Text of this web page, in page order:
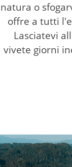
natura o
offre a tutti
Lasciatevi
vivete giorni